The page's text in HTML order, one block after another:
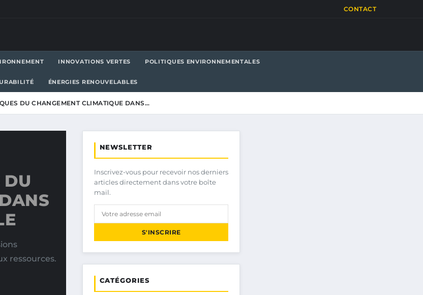
CONTACT
INNOVATIONS VERTES POLITIQUES ENVIRONNEMENTALES
ÉNERGIES RENOUVELABLES
DU CHANGEMENT CLIMATIQUE DANS…
DU
ressources.
NEWSLETTER
Inscrivez-vous pour recevoir nos derniers
articles directement dans votre boîte
mail.
S'INSCRIRE
CATÉGORIES